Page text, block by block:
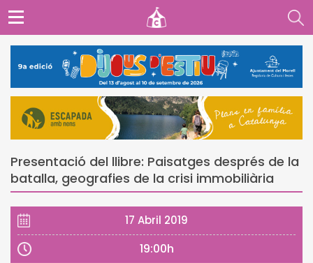
Presentació del llibre: Paisatges després de la
batalla, geografies de la crisi immobiliària
17 Abril 2019
19:00h